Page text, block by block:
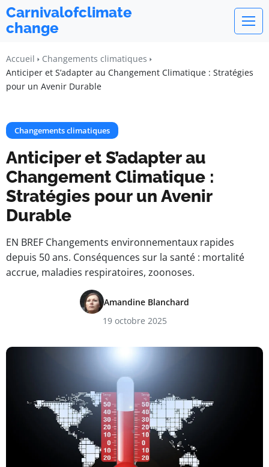
Carnivalofclimate
change
Accueil
Changements climatiques
Anticiper et S’adapter au Changement Climatique : Stratégies
pour un Avenir Durable
Changements climatiques
Anticiper et S’adapter au
Changement Climatique :
Stratégies pour un Avenir
Durable
EN BREF Changements environnementaux rapides
depuis 50 ans. Conséquences sur la santé : mortalité
accrue, maladies respiratoires, zoonoses.
Amandine Blanchard
19 octobre 2025